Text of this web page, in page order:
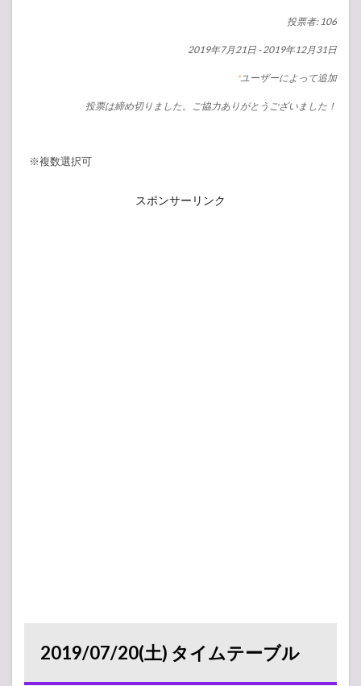
投票者: 106
2019年7月21日 -2019年12月31日
*ユーザーによって追加
投票は締め切りました。ご協力ありがとうございました！
※複数選択可
スポンサーリンク
2019/07/20(土) タイムテーブル